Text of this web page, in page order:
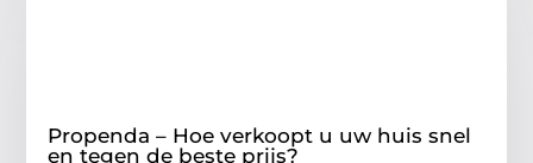
Propenda – Hoe verkoopt u uw huis snel
en tegen de beste prijs?